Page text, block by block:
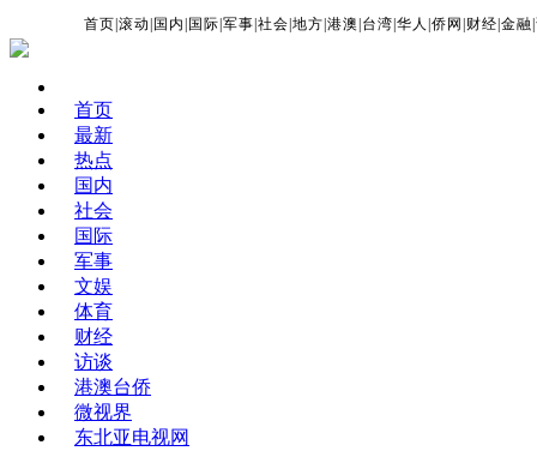
首页 |滚动 国内 国际 |军事 |社会 |地方 |港澳 台湾 |华人 |侨网 财经 |金融 |
首页
最新
热点
国内
社会
国际
军事
文娱
体育
财经
访谈
港澳台侨
微视界
东北亚电视网